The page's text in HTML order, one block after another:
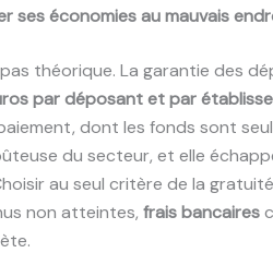
ses économies au mauvais
théorique. La garantie des
par déposant et par
dont les fonds sont
du secteur, et elle
au seul critère de la
non atteintes, frais bancaires